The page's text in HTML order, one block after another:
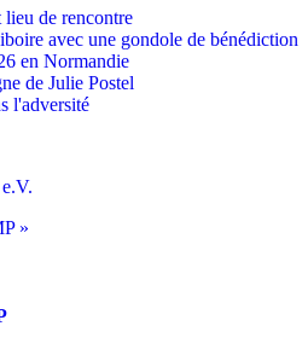
de rencontre
avec une gondole de bénédiction
en Normandie
de Julie Postel
l'adversité
»